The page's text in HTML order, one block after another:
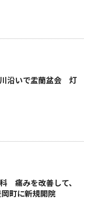
沿いで盂蘭盆会 灯
痛みを改善して、
町に新規開院